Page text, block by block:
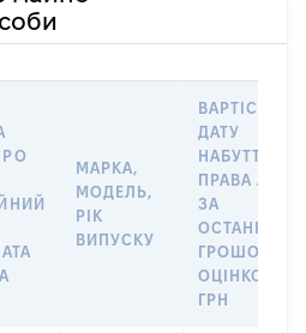
МАРКА,
МОДЕЛЬ,
РІК
ВИПУСКУ
ВАРТІСТЬ НА
ДАТУ
НАБУТТЯ
ПРАВА АБО
ЗА
ГРОШОВОЮ
ОЦІНКОЮ,
ГРН